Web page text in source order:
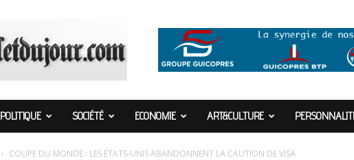
POLITIQUE SOCIÉTÉ ECONOMIE ART&CULTURE
COUPE DU MONDE : LES ÉTATS-UNIS ABANDONNENT LA CAUTION DE VISA